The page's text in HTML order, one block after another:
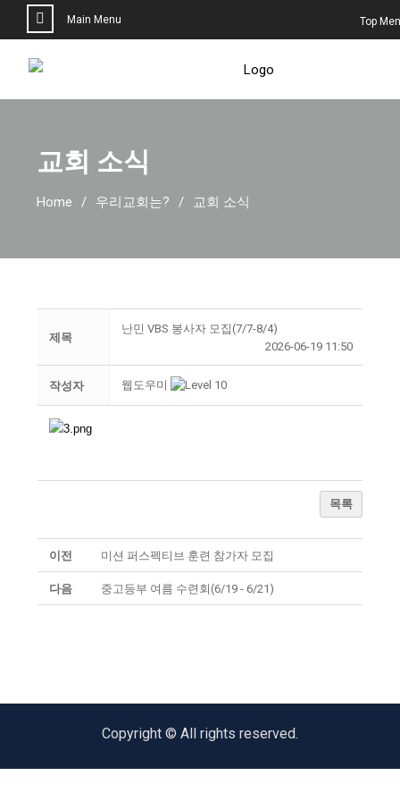
Main Menu Top
교회 소식
Home 우리교회는? 교회 소식
제목
난민 VBS 봉사자 모집(7/7-8/4)
2026-06-19 11:50
작성자 웹도우미
목록
이전 미션 퍼스펙티브 훈련 참가자 모집
다음 중고등부 여름 수련회(6/19 - 6/21)
Copyright © All rights reserved.